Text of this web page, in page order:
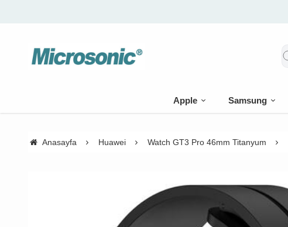
Apple Samsung
Anasayfa Huawei Watch GT3 Pro 46mm Titanyum